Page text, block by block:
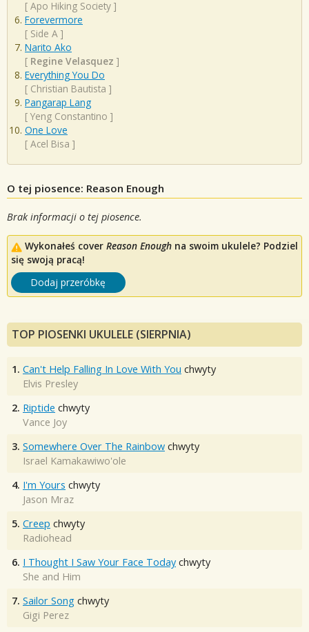
[ Apo Hiking Society ]
Forevermore
[ Side A ]
Narito Ako
[ Regine Velasquez ]
Everything You Do
[ Christian Bautista ]
Pangarap Lang
[ Yeng Constantino ]
One Love
[ Acel Bisa ]
O tej piosence: Reason Enough
Brak informacji o tej piosence.
Wykonałeś cover Reason Enough na swoim ukulele? Podziel
się swoją pracą!
Dodaj przeróbkę
TOP PIOSENKI UKULELE (SIERPNIA)
1. Can't Help Falling In Love With You chwyty
Elvis Presley
2. Riptide chwyty
Vance Joy
3. Somewhere Over The Rainbow chwyty
Israel Kamakawiwo'ole
4. I'm Yours chwyty
Jason Mraz
5. Creep chwyty
Radiohead
6. I Thought I Saw Your Face Today chwyty
She and Him
7. Sailor Song chwyty
Gigi Perez